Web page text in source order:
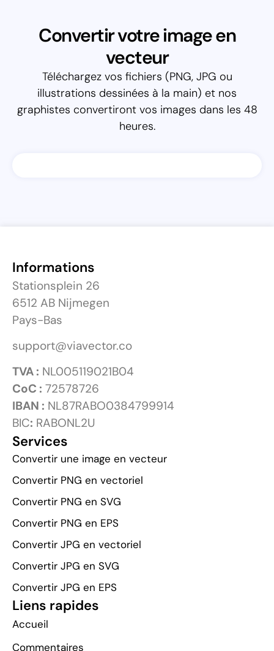
Convertir votre image en
vecteur
Téléchargez vos fichiers (PNG, JPG ou
illustrations dessinées à la main) et nos
graphistes convertiront vos images dans les 48
heures.
Services
Convertir une image en vecteur
Convertir PNG en vectoriel
Convertir PNG en SVG
Convertir PNG en EPS
Convertir JPG en vectoriel
Convertir JPG en SVG
Convertir JPG en EPS
Liens rapides
Accueil
Commentaires
Informations
Stationsplein 26
6512 AB Nijmegen
Pays-Bas
support@viavector.co
TVA : NL005119021B04
CoC : 72578726
IBAN : NL87RABO0384799914
BIC: RABONL2U